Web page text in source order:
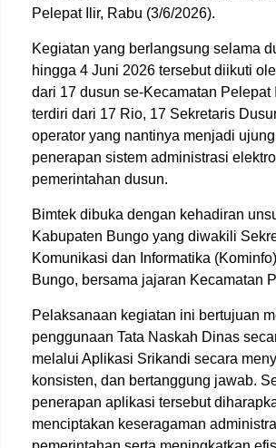
Pelepat Ilir, Rabu (3/6/2026).
Kegiatan yang berlangsung selama
hingga 4 Juni 2026 tersebut diikuti
dari 17 dusun se-Kecamatan Pelepat
terdiri dari 17 Rio, 17 Sekretaris
operator yang nantinya menjadi
penerapan sistem administrasi
pemerintahan dusun.
Bimtek dibuka dengan kehadiran
Kabupaten Bungo yang diwakili
Komunikasi dan Informatika
Bungo, bersama jajaran Kecamatan
Pelaksanaan kegiatan ini bertujuan
penggunaan Tata Naskah Dinas
melalui Aplikasi Srikandi secara
konsisten, dan bertanggung jawab.
penerapan aplikasi tersebut
menciptakan keseragaman